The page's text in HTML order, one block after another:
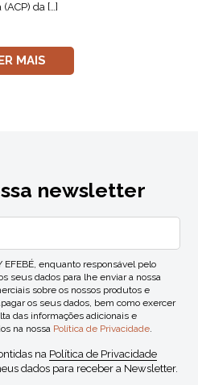
da […]
MAIS
newsletter
EFEBÉ, enquanto responsável pelo
seus dados para lhe enviar a nossa
sobre os nossos produtos e
os seus dados, bem como exercer
das informações adicionais e
na nossa Política de Privacidade.
na Política de Privacidade
dados para receber a Newsletter.